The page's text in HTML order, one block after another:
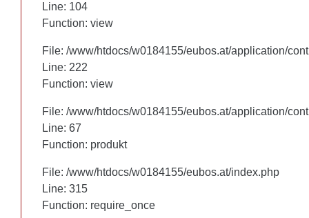
Line: 104
Function: view
File: /www/htdocs/w0184155/eubos.at/application/
Line: 222
Function: view
File: /www/htdocs/w0184155/eubos.at/application/
Line: 67
Function: produkt
File: /www/htdocs/w0184155/eubos.at/index.php
Line: 315
Function: require_once
Line: 104
Function: view
File: /www/htdocs/w0184155/eubos.at/application/
Line: 222
Function: view
File: /www/htdocs/w0184155/eubos.at/application/
Line: 67
Function: produkt
File: /www/htdocs/w0184155/eubos.at/index.php
Line: 315
Function: require_once